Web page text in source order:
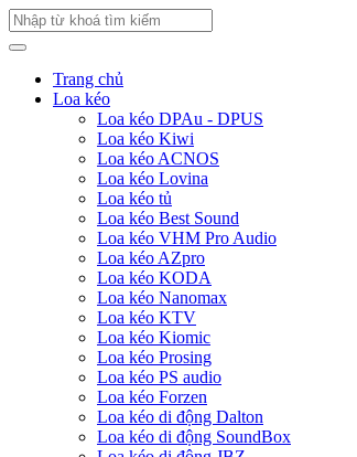
Trang chủ
Loa kéo
Loa kéo DPAu - DPUS
Loa kéo Kiwi
Loa kéo ACNOS
Loa kéo Lovina
Loa kéo tủ
Loa kéo Best Sound
Loa kéo VHM Pro Audio
Loa kéo AZpro
Loa kéo KODA
Loa kéo Nanomax
Loa kéo KTV
Loa kéo Kiomic
Loa kéo Prosing
Loa kéo PS audio
Loa kéo Forzen
Loa kéo di động Dalton
Loa kéo di động SoundBox